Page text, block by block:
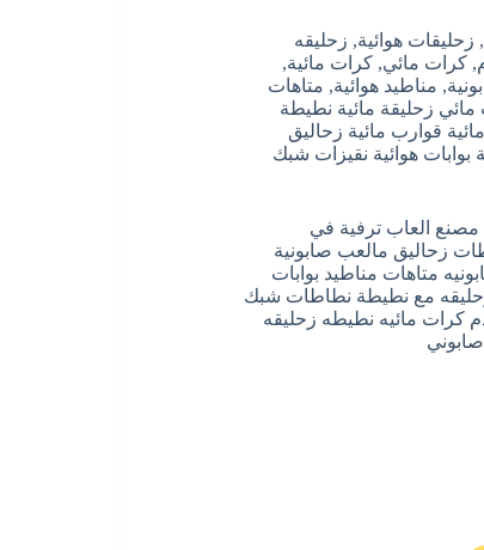
هوائية, زحليقه
كرات مائي, كرات مائية,
مناطيد هوائية, متاهات
زحليقة مائية نطيطة
قوارب مائية زحاليق
بوابات هوائية نقيزات شبك
مصنع العاب ترفية في
زحاليق مالعب صابونية
متاهات مناطيد بوابات
مع نطيطة نطاطات شبك
كرات مائيه نطيطه زحليقه